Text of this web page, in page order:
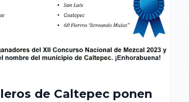
de Caltepec ponen